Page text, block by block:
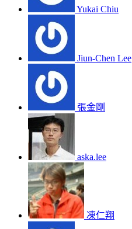
Yukai Chiu
Jiun-Chen Lee
張金剛
aska.lee
凍仁翔